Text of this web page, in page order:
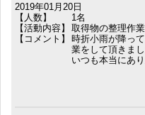
2019年01月20日
【人数】
1名
【活動内容】
取得物の整理作業
【コメント】
時折小雨が降っ
業をして頂きまし
いつも本当にあ